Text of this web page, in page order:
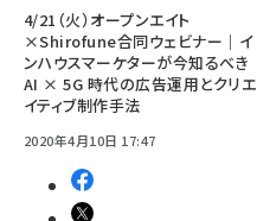
4/21（火）オープンエイト
×Shirofune合同ウェビナー｜イ
ンハウスマーケターが今知るべき
AI × 5G 時代の広告運用とクリエ
イティブ制作手法
2020年4月10日 17:47